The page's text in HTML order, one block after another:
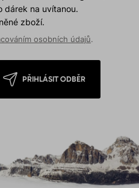
dárek na uvítanou.
zboží.
osobních údajů.
PŘIHLÁSIT ODBĚR